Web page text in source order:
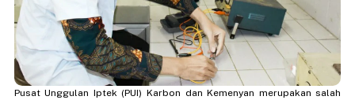
Pusat Unggulan Iptek (PUI) Karbon dan Kemenyan merupakan salah